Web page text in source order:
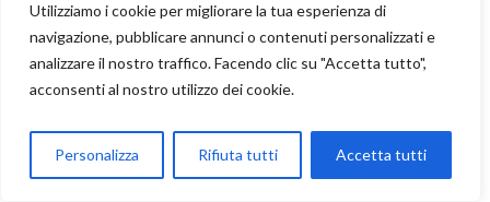
Utilizziamo i cookie per migliorare la tua esperienza di
navigazione, pubblicare annunci o contenuti personalizzati e
analizzare il nostro traffico. Facendo clic su "Accetta tutto",
acconsenti al nostro utilizzo dei cookie.
Personalizza Rifiuta tutti Accetta tutti
Mostar. L’angolo dell’attentato (101 anni domani) che cambiò
la storia d’Europa e del mondo, è assolutamente anonimo. La
passeggiata stuzzica l’appetito e si decide per un pasto
italiano, basta cevapcici. Sciagurata decisione. I nostri eroi
pranzano a due passi dalla cattedrale, all’aperto e con le
televisioni che trasmettono in diretta l’impresa di Valentino
Rossi, ma pizza e pastasciutta sono di livello balcanico, cioè
Parla con Motoexplora